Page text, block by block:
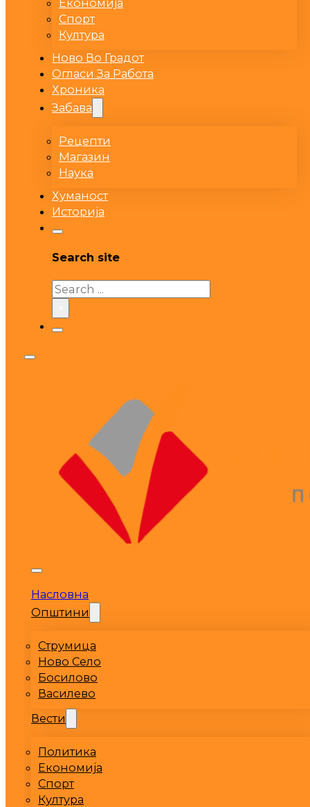
Спорт
Култура
Ново Во Градот
Огласи За Работа
Хроника
Забава
Рецепти
Магазин
Наука
Хуманост
Историја
Search site
Search
Насловна
Општини
Струмица
Ново Село
Босилово
Василево
Вести
Политика
Економија
Спорт
Култура